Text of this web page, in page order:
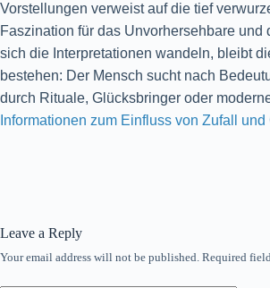
Vorstellungen verweist auf die tief
Faszination für das Unvorhersehbare und
sich die Interpretationen wandeln, bleibt
bestehen: Der Mensch sucht nach
durch Rituale, Glücksbringer oder
Informationen zum Einfluss von Zufall und
Leave a Reply
Your email address will not be published. Required